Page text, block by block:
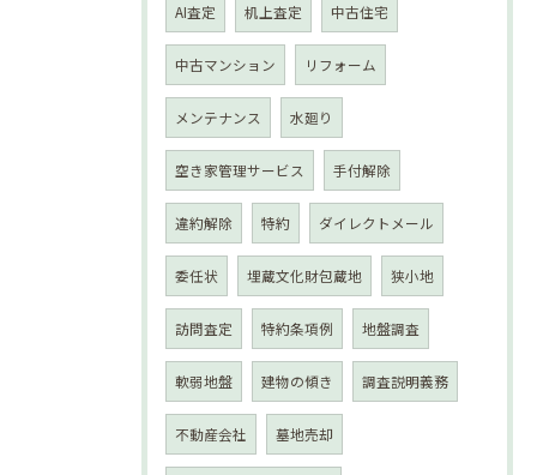
AI査定 机上査定 中古住宅
中古マンション リフォーム
メンテナンス 水廻り
空き家管理サービス 手付解除
違約解除 特約 ダイレクトメール
委任状 埋蔵文化財包蔵地 狭小地
訪問査定 特約条項例 地盤調査
軟弱地盤 建物の傾き 調査説明義務
不動産会社 墓地売却